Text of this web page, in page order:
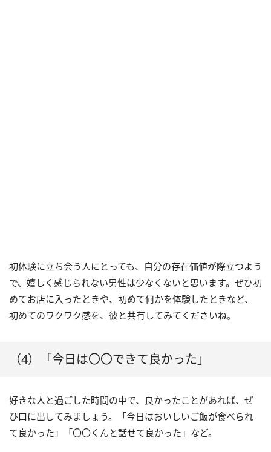
初体験に立ち会う人にとっても、自分の存在価値が際立つよう
で、嬉しく感じられない男性は少なくないと思います。ぜひ初
めてお店に入ったときや、初めて何かを体験したときなど、
初めてのワクワク感を、彼と共有してみてくださいね。
（4）「今日は〇〇できて良かった」
好きな人と過ごした時間の中で、良かったことがあれば、ぜ
ひ口に出してみましょう。「今日はおいしいご飯が食べられ
て良かった」「〇〇くんと話せて良かった」など。